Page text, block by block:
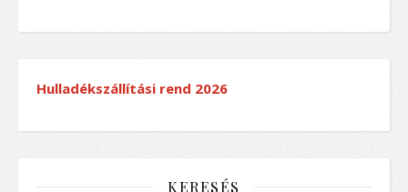
Hulladékszállítási rend 2026
KERESÉS